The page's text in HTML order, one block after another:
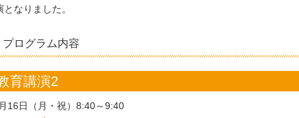
となりました。
プログラム内容
育講演2
16日（月・祝）8:40～9:40